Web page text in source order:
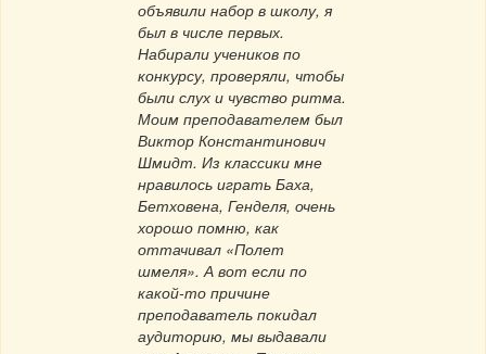
объявили набор в школу, я
был в числе первых.
Набирали учеников по
конкурсу, проверяли, чтобы
были слух и чувство ритма.
Моим преподавателем был
Виктор Константинович
Шмидт. Из классики мне
нравилось играть Баха,
Бетховена, Генделя, очень
хорошо помню, как
оттачивал «Полет
шмеля». А вот если по
какой-то причине
преподаватель покидал
аудиторию, мы выдавали